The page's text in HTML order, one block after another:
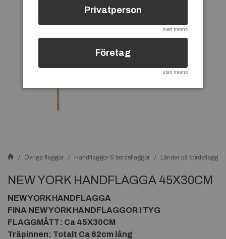
Övriga flaggor Handflaggor & bordsflaggor Länder på
NEW YORK HANDFLAGGA 45X30CM
NEW YORK HANDFLAGGA
FINA NEW YORK HANDFLAGGOR I TYG
FLAGGMÅTT: Ca 45X30CM
Träpinnen: Totalt Ca 62cm lång
Privatperson
med moms
Företag
utan moms